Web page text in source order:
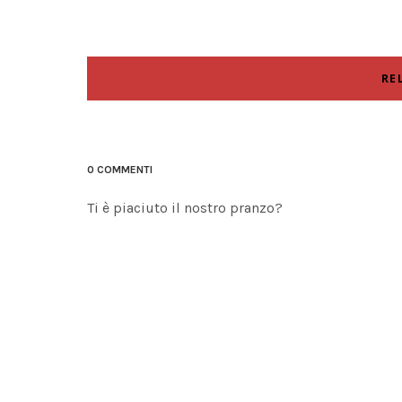
0 COMMENTI
Ti è piaciuto il nostro pranzo?